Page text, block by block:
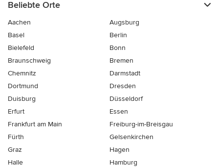
Beliebte Orte
Aachen
Augsburg
Basel
Berlin
Bielefeld
Bonn
Braunschweig
Bremen
Chemnitz
Darmstadt
Dortmund
Dresden
Duisburg
Düsseldorf
Erfurt
Essen
Frankfurt am Main
Freiburg-im-Breisgau
Fürth
Gelsenkirchen
Graz
Hagen
Halle
Hamburg